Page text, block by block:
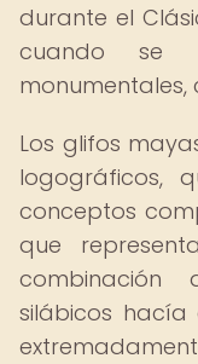
durante el
cuando se
monumentales,
Los glifos
logográficos,
conceptos
que
silábicos